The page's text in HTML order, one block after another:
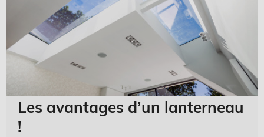
Les avantages d’un lanterneau
!